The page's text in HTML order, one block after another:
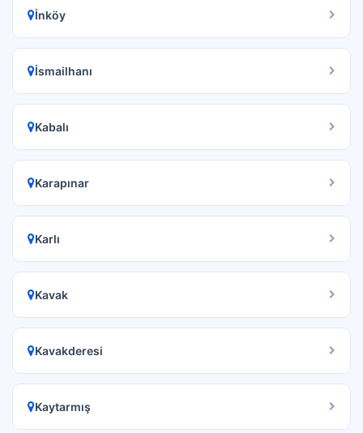
İnköy
İsmailhanı
Kabalı
Karapınar
Karlı
Kavak
Kavakderesi
Kaytarmış